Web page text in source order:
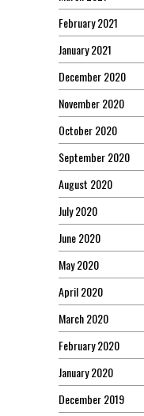
February 2021
January 2021
December 2020
November 2020
October 2020
September 2020
August 2020
July 2020
June 2020
May 2020
April 2020
March 2020
February 2020
January 2020
December 2019